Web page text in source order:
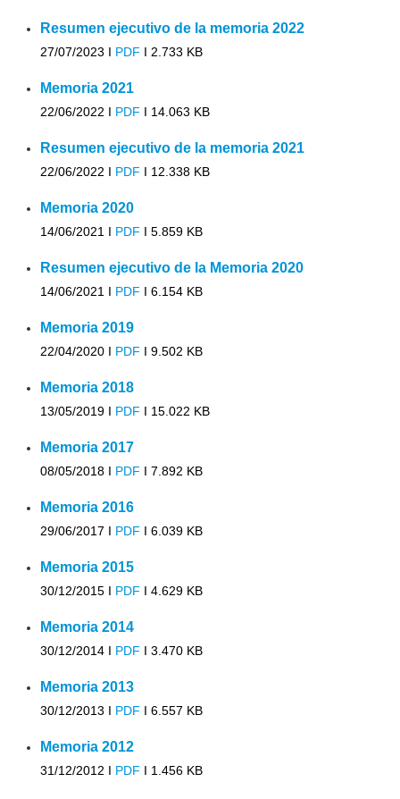
Resumen ejecutivo de la memoria 2022
27/07/2023 I PDF I 2.733 KB
Memoria 2021
22/06/2022 I PDF I 14.063 KB
Resumen ejecutivo de la memoria 2021
22/06/2022 I PDF I 12.338 KB
Memoria 2020
14/06/2021 I PDF I 5.859 KB
Resumen ejecutivo de la Memoria 2020
14/06/2021 I PDF I 6.154 KB
Memoria 2019
22/04/2020 I PDF I 9.502 KB
Memoria 2018
13/05/2019 I PDF I 15.022 KB
Memoria 2017
08/05/2018 I PDF I 7.892 KB
Memoria 2016
29/06/2017 I PDF I 6.039 KB
Memoria 2015
30/12/2015 I PDF I 4.629 KB
Memoria 2014
30/12/2014 I PDF I 3.470 KB
Memoria 2013
30/12/2013 I PDF I 6.557 KB
Memoria 2012
31/12/2012 I PDF I 1.456 KB